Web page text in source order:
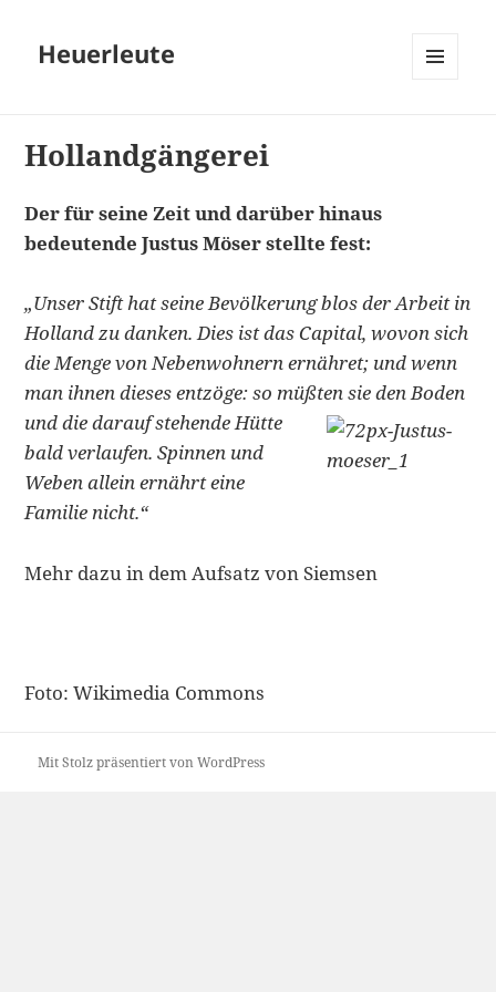
Heuerleute
Hollandgängerei
Der für seine Zeit und darüber hinaus
bedeutende Justus Möser stellte fest:
„Unser Stift hat seine Bevölkerung blos der Arbeit in
Holland zu danken. Dies ist das Capital, wovon sich
die Menge von Nebenwohnern ernähret; und wenn
man ihnen dieses entzöge: so müßten sie den Boden
unddie darauf stehende Hütte
bald verlaufen. Spinnen und
Weben allein ernährt eine
Familie nicht.“
Mehr dazu in dem Aufsatz von Siemsen
Foto: Wikimedia Commons
Mit Stolz präsentiert von WordPress